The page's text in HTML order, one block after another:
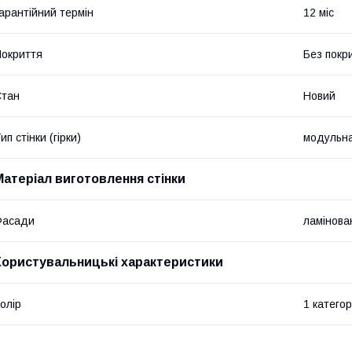
термін 12 міс
Без
Новий
стінки (гірки)
виготовлення стінки
характеристики
1